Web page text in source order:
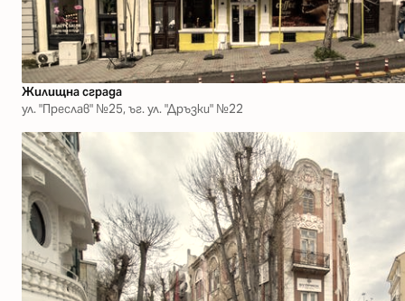
Жилищна сграда
ул. "Преслав" №25, ъг. ул. "Дръзки" №22